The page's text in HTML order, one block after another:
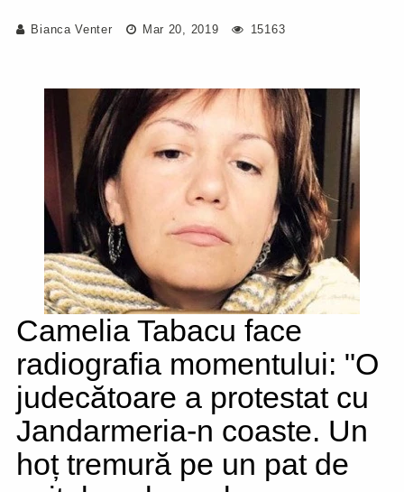
Bianca Venter Mar 20, 2019 15163
Camelia Tabacu face
radiografia momentului: "O
judecătoare a protestat cu
Jandarmeria-n coaste. Un
hoț tremură pe un pat de